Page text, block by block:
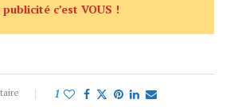
c’est VOUS !
1